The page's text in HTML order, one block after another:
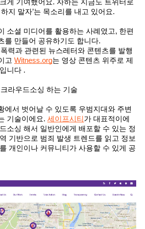
게 기여했어요. 자하는 지금도 트위터로
지 말자’는 목소리를 내고 있어요.
소셜 미디어를 활용하는 사례였고, 한편
력과 관련된 뉴스레터와 콘텐츠를 발행
고 Witness.org는 영상 콘텐츠 위주로 제
니다 .
라우드소싱 하는 기술
에서 벗어날 수 있도록 우범지대와 주변
기술이에요. 세이프시티 가 대표적이에
소싱 해서 일반인에게 배포할 수 있는 정
기반으로 범죄 발생 트렌드를 읽고 정보
개인이나 커뮤니티가 사용할 수 있게 공